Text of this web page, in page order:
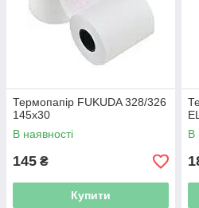
Термопапір FUKUDA 328/326
145x30
В наявності
145 ₴
Купити
В